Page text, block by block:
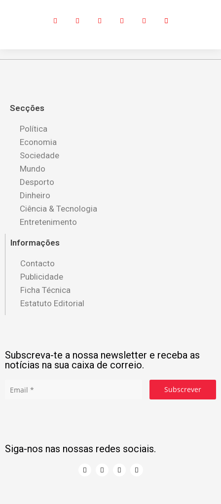
Secções
Política
Economia
Sociedade
Mundo
Desporto
Dinheiro
Ciência & Tecnologia
Entretenimento
Informações
Contacto
Publicidade
Ficha Técnica
Estatuto Editorial
Subscreva-te a nossa newsletter e receba as
notícias na sua caixa de correio.
Subscrever
Siga-nos nas nossas redes sociais.